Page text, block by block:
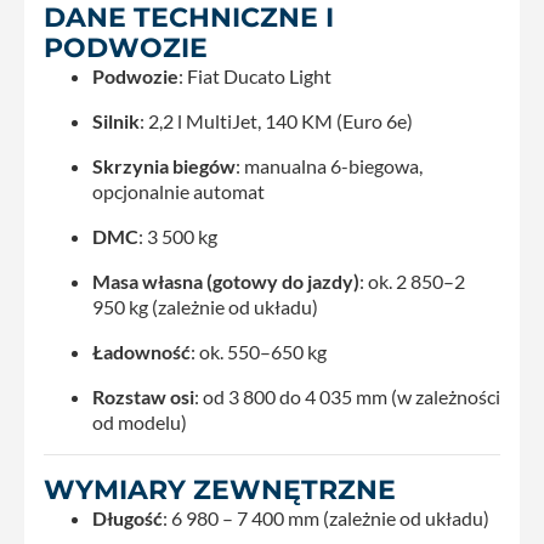
DANE TECHNICZNE I
PODWOZIE
Podwozie: Fiat Ducato Light
Silnik: 2,2 l MultiJet, 140 KM (Euro 6e)
Skrzynia biegów: manualna 6-biegowa,
opcjonalnie automat
DMC: 3 500 kg
Masa własna (gotowy do jazdy): ok. 2 850–2
950 kg (zależnie od układu)
Ładowność: ok. 550–650 kg
Rozstaw osi: od 3 800 do 4 035 mm (w zależności
od modelu)
WYMIARY ZEWNĘTRZNE
Długość: 6 980 – 7 400 mm (zależnie od układu)